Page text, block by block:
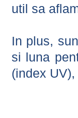
util sa
In plus,
si luna
(index